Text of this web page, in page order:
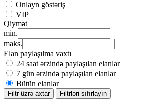
Onlayn göstəriş
VIP
Qiymət
min.
maks.
Elan paylaşılma vaxtı
24 saat ərzində paylaşılan elanlar
7 gün ərzində paylaşılan elanlar
Bütün elanlar
Filtr üzrə axtar Filtrləri sıfırlayın